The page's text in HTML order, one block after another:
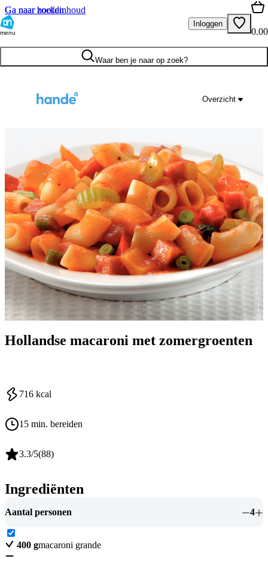
Ga naar hoofdinhoud
Ga naar zoeken
menu
Inloggen
0.00
Waar ben je naar op zoek?
Overzicht
Hollandse macaroni met zomergroenten
716 kcal
15 min. bereiden
3.3/5(88)
Ingrediënten
Aantal personen 4
400 gmacaroni grande